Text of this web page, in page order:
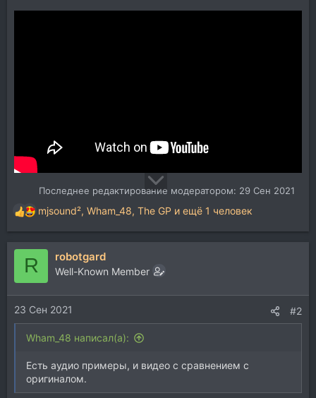
Последнее редактирование модератором: 29 Сен 2021
Р
е
а
и
и
:
mjsound², Wham_48, The GP и ещё 1 человек
R robotgard
Well-Known Member
23 Сен 2021 #2
Wham_48 написал(а):
Есть аудио примеры, и видео с сравнением с
оригиналом.